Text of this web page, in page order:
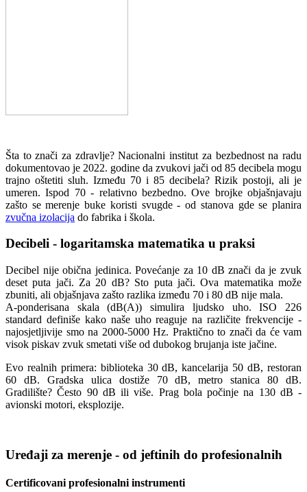
Šta to znači za zdravlje? Nacionalni institut za bezbednost na radu
dokumentovao je 2022. godine da zvukovi jači od 85 decibela mogu
trajno oštetiti sluh. Između 70 i 85 decibela? Rizik postoji, ali je
umeren. Ispod 70 - relativno bezbedno. Ove brojke objašnjavaju
zašto se merenje buke koristi svugde - od stanova gde se planira
zvučna izolacija do fabrika i škola.
Decibeli - logaritamska matematika u praksi
Decibel nije obična jedinica. Povećanje za 10 dB znači da je zvuk
deset puta jači. Za 20 dB? Sto puta jači. Ova matematika može
zbuniti, ali objašnjava zašto razlika između 70 i 80 dB nije mala.
A-ponderisana skala (dB(A)) simulira ljudsko uho. ISO 226
standard definiše kako naše uho reaguje na različite frekvencije -
najosjetljivije smo na 2000-5000 Hz. Praktično to znači da će vam
visok piskav zvuk smetati više od dubokog brujanja iste jačine.
Evo realnih primera: biblioteka 30 dB, kancelarija 50 dB, restoran
60 dB. Gradska ulica dostiže 70 dB, metro stanica 80 dB.
Gradilište? Često 90 dB ili više. Prag bola počinje na 130 dB -
avionski motori, eksplozije.
Uređaji za merenje - od jeftinih do profesionalnih
Certificovani profesionalni instrumenti